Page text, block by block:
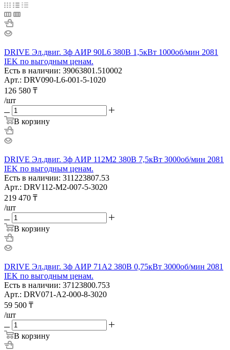
DRIVE Эл.двиг. 3ф АИР 90L6 380В 1,5кВт 1000об/мин 2081
IEK по выгодным ценам.
Есть в наличии: 39063801.510002
Арт.: DRV090-L6-001-5-1020
126 580 ₸
/шт
В корзину
DRIVE Эл.двиг. 3ф АИР 112M2 380В 7,5кВт 3000об/мин 2081
IEK по выгодным ценам.
Есть в наличии: 311223807.53
Арт.: DRV112-M2-007-5-3020
219 470 ₸
/шт
В корзину
DRIVE Эл.двиг. 3ф АИР 71A2 380В 0,75кВт 3000об/мин 2081
IEK по выгодным ценам.
Есть в наличии: 37123800.753
Арт.: DRV071-A2-000-8-3020
59 500 ₸
/шт
В корзину